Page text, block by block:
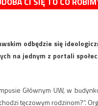
odbędzie się
na jednym z portali
Głównym UW, w
tęczowym rodzinom?”.